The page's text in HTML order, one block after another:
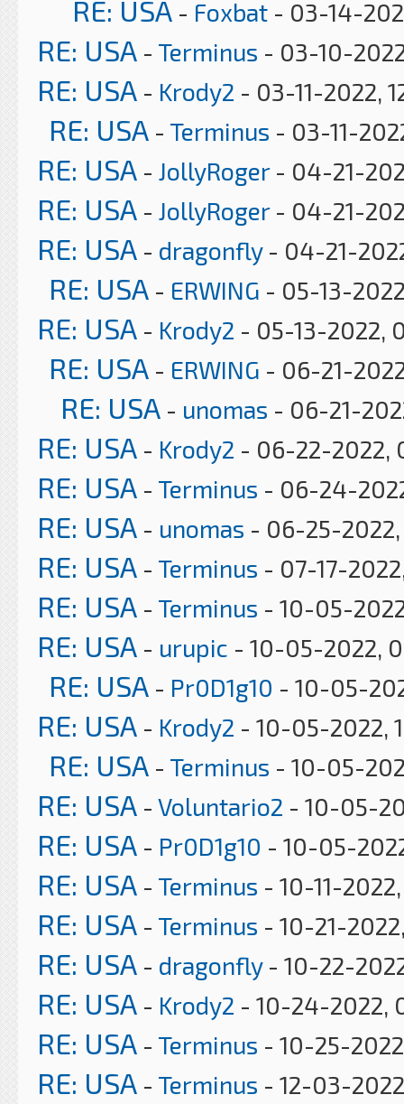
RE: USA - Foxbat - 03-14-
RE: USA - Terminus - 03-10-
RE: USA - Krody2 - 03-11-2022,
RE: USA - Terminus - 03-11-
RE: USA - JollyRoger- 04-21-
RE: USA - JollyRoger- 04-21-
RE: USA - dragonfly- 04-21-
RE: USA - ERWING - 05-13-
RE: USA - Krody2 - 05-13-2022,
RE: USA - ERWING - 06-21-
RE: USA - unomas - 06-21-
RE: USA - Krody2 - 06-22-2022,
RE: USA - Terminus - 06-24-
RE: USA - unomas - 06-25-2022,
RE: USA - Terminus - 07-17-
RE: USA - Terminus - 10-05-
RE: USA - urupic - 10-05-2022,
RE: USA - Pr0D1g10 - 10-05-
RE: USA - Krody2 - 10-05-2022,
RE: USA - Terminus - 10-05-
RE: USA - Voluntario2 - 10-05-
RE: USA - Pr0D1g10 - 10-05-
RE: USA - Terminus - 10-11-
RE: USA - Terminus - 10-21-
RE: USA - dragonfly- 10-22-
RE: USA - Krody2 - 10-24-2022,
RE: USA - Terminus - 10-25-
RE: USA - Terminus - 12-03-